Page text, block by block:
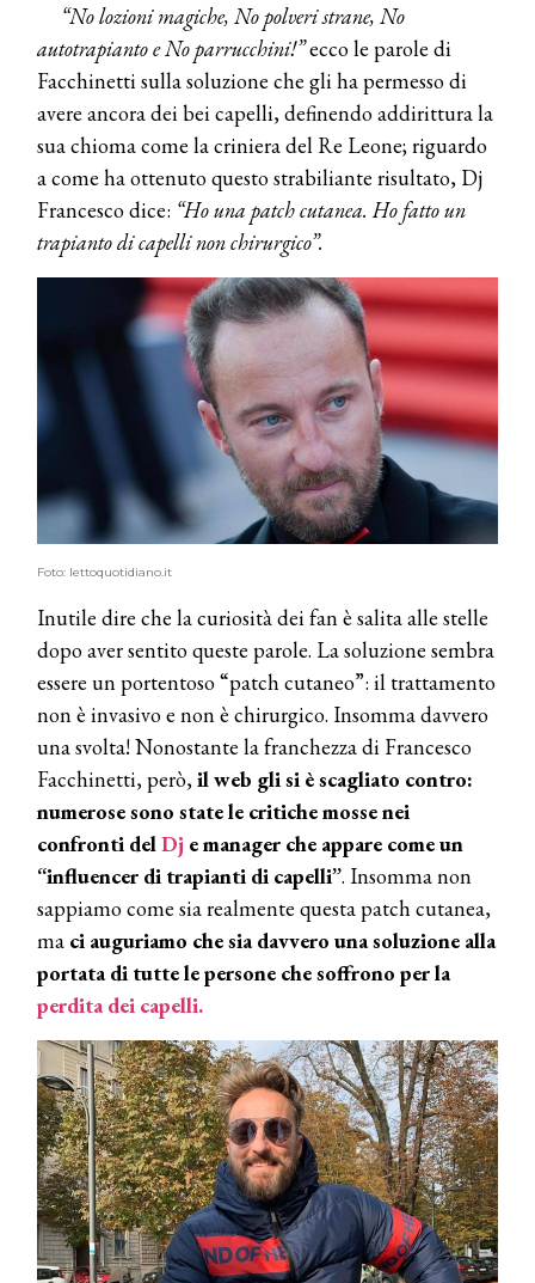
“No lozioni magiche, No polveri strane, No
autotrapianto e No parrucchini!”ecco le parole di
Facchinetti sulla soluzione che gli ha permesso di
avere ancora dei bei capelli, definendo addirittura la
sua chioma come la criniera del Re Leone; riguardo
a come ha ottenuto questo strabiliante risultato, Dj
Francesco dice: “Ho una patch cutanea. Ho fatto un
trapianto di capelli non chirurgico”.
Foto: lettoquotidiano.it
Inutile dire che la curiosità dei fan è salita alle stelle
dopo aver sentito queste parole. La soluzione sembra
essere un portentoso “patch cutaneo”: il trattamento
non è invasivo e non è chirurgico. Insomma davvero
una svolta! Nonostante la franchezza di Francesco
Facchinetti, però,il web gli si è scagliato contro:
numerose sono state le critiche mosse nei
confronti delDj e manager che appare come un
“influencer di trapianti di capelli”. Insomma non
sappiamo come sia realmente questa patch cutanea,
ma ci auguriamo che sia davvero una soluzione alla
portata di tutte le persone che soffrono per la
perdita dei capelli.